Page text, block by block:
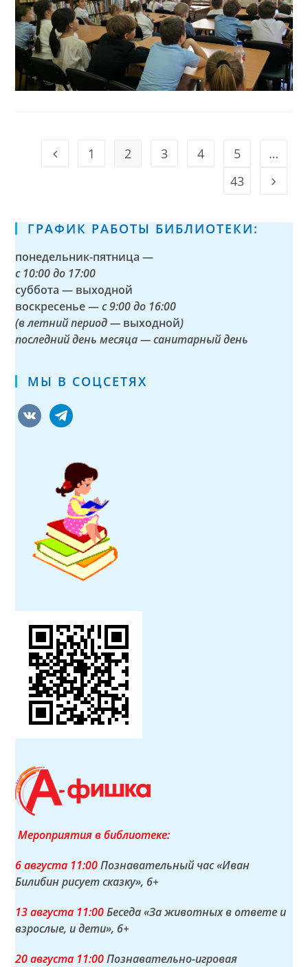
Go to the previous page
1 2 3 4 5
…
43
Go to
ГРАФИК РАБОТЫ БИБЛИОТЕКИ:
понедельник-пятница —
с 10:00 до 17:00
суббота — выходной
воскресенье —с 9:00 до 16:00
(в летний период — выходной)
последний день месяца — санитарный день
МЫ В СОЦСЕТЯХ
vkontaktetelegram
Мероприятия в библиотеке:
6 августа 11:00Познавательный час «Иван
Билибин рисует сказку», 6+
13 августа 11:00Беседа «За животных в ответе и
взрослые, и дети», 6+
20 августа 11:00Познавательно-игровая